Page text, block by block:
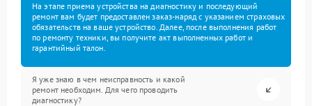
На этапе приема устройства на диагностику и последующий
ремонт вам будет предоставлен заказ-наряд с указанием страховых
обязательств на ваше устройство. Далее, после выполнения работ
по ремонту техники, вы получите акт выполненных работ и
гарантийный талон.
Я уже знаю в чем неисправность и какой
ремонт необходим. Для чего проводить
диагностику?